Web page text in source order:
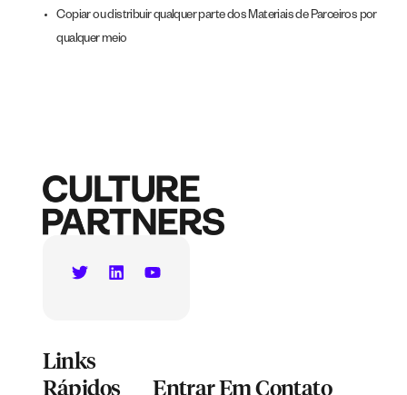
Copiar ou distribuir qualquer parte dos Materiais de Parceiros por
qualquer meio
Links
Rápidos
Entrar Em Contato